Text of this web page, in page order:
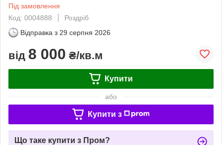
Під замовлення
Код: 0004888
Роздріб
Відправка з 29 серпня 2026
від 8 000 ₴/кв.м
Купити
або
Купити з
Що таке купити з Пром?